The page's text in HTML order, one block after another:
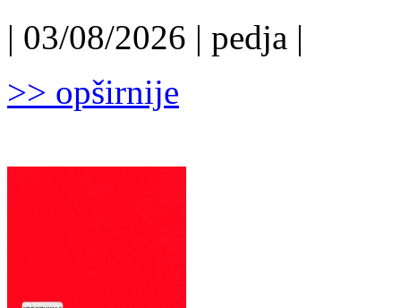
| 03/08/2026 | pedja |
>> opširnije